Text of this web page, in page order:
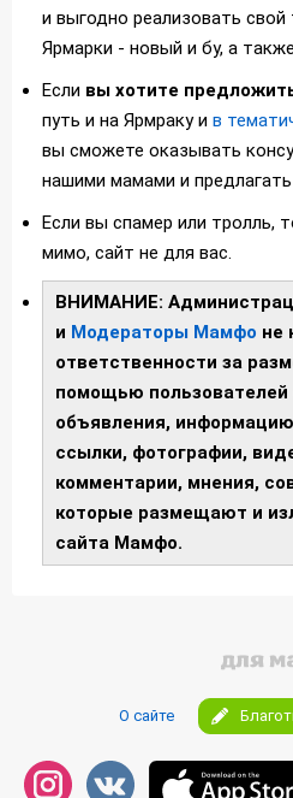
и выгодно реализовать свой
Ярмарки - новый и бу, а
Если вы хотите
путь и на Ярмраку и в
вы сможете оказывать
нашими мамами и предлагать
Если вы спамер или тролль,
мимо, сайт не для вас.
ВНИМАНИЕ:
и Модераторы Мамфо не
ответственности за
помощью пользователей
объявления,
ссылки, фотографии,
комментарии, мнения,
которые размещают и
сайта Мамфо.
О сайте